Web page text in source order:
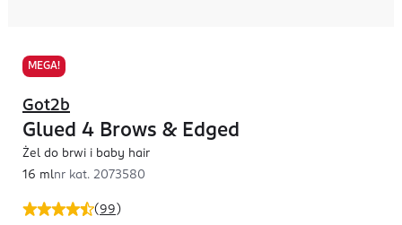
MEGA!
(99 )
Got2b
Glued 4 Brows & Edged
Żel do brwi i baby hair
16 mlnr kat. 2073580